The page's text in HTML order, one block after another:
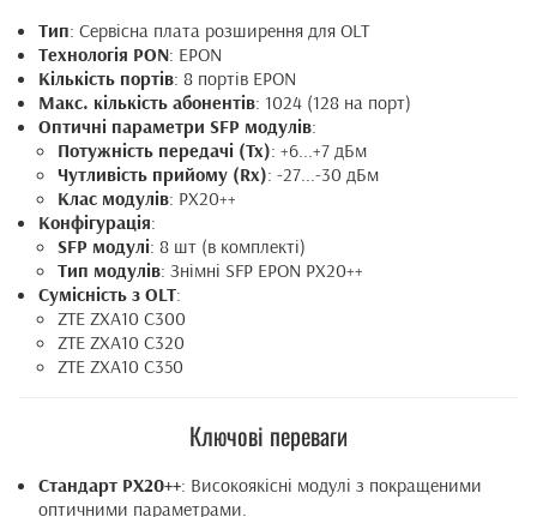
Тип: Сервісна плата розширення для OLT
Технологія PON: EPON
Кількість портів: 8 портів EPON
Макс. кількість абонентів: 1024 (128 на порт)
Оптичні параметри SFP модулів:
Потужність передачі (Tx): +6...+7 дБм
Чутливість прийому (Rx): -27...-30 дБм
Клас модулів: PX20++
Конфігурація:
SFP модулі: 8 шт (в комплекті)
Тип модулів: Знімні SFP EPON PX20++
Сумісність з OLT:
ZTE ZXA10 C300
ZTE ZXA10 C320
ZTE ZXA10 C350
Ключові переваги
Стандарт PX20++: Високоякісні модулі з покращеними
оптичними параметрами.